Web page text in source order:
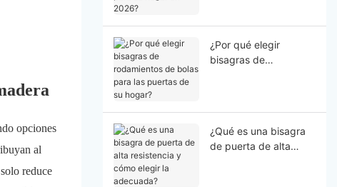
opciones
al
reduce
¿Por qué elegir
bisagras de
¿Qué es una bisagra
de puerta de alta